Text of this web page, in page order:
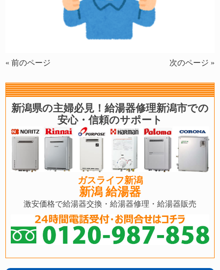
« 前のページ 次のページ »
新潟県の主婦必見！給湯器修理新潟市での
安心・信頼のサポート
ガスライフ新潟
新潟 給湯器
激安価格で給湯器交換・給湯器修理・給湯器販売